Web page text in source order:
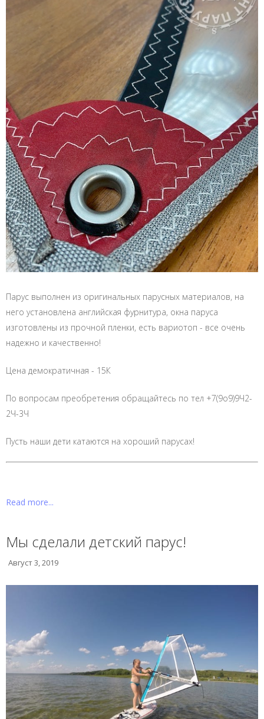
Парус выполнен из оригинальных парусных материалов, на
него установлена английская фурнитура, окна паруса
изготовлены из прочной пленки, есть вариотоп - все очень
надежно и качественно!
Цена демократичная - 15К
По вопросам преобретения обращайтесь по тел +7(9o9)9Ч2-
2Ч-3Ч
Пусть наши дети катаются на хороший парусах!
Read more...
Мы сделали детский парус!
Август 3, 2019